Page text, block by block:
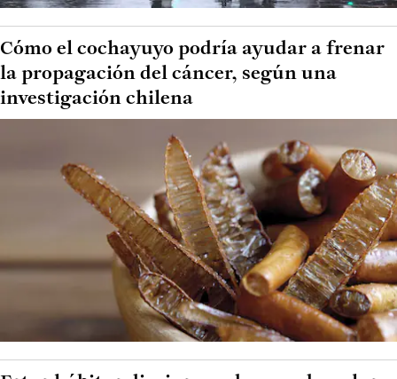
Cómo el cochayuyo podría ayudar a frenar
la propagación del cáncer, según una
investigación chilena